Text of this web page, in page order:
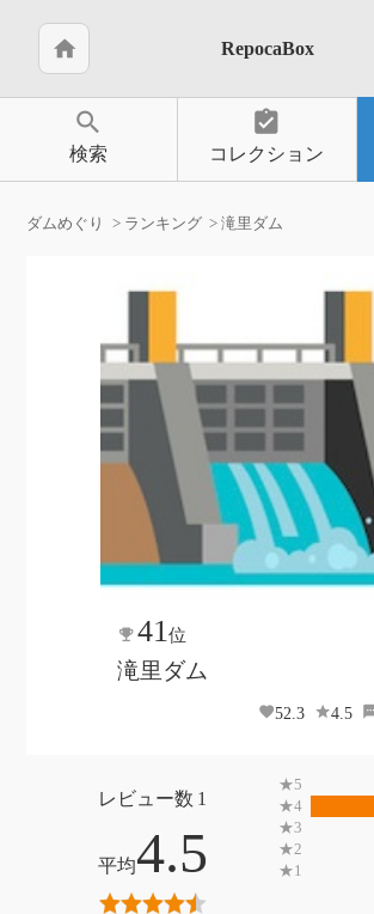
home RepocaBox
search
検索
assignment_turned_in
コレクション
ダムめぐり ランキング 滝里ダム
41位
滝里ダム
52.3 4.5
1
4.5